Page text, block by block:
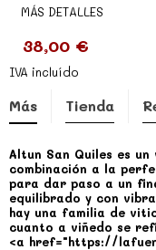
MÁS DETALLES
38,00 €
IVA incluído
Más Tienda
Altun San Quiles es
combinación a la
para dar paso a un
equilibrado y con
hay una familia de
cuanto a viñedo se
<a href="https://